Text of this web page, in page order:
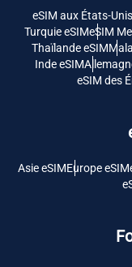
eSIM aux États-Unis
Turquie eSIMeSIM
Thaïlande eSIM
Inde eSIM
eSIM des
Asie eSIMEurope eSIM